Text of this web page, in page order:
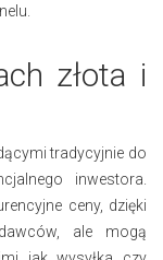
złota i
tradycyjnie do
inwestora.
ceny, dzięki
ale mogą